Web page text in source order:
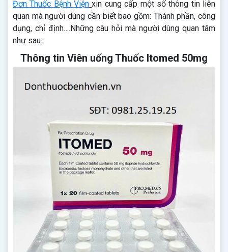
Đơn Thuốc Bệnh Viện xin cung cấp một số thông tin liên
quan mà người dùng cần biết bao gồm: Thành phần, công
dụng, chỉ định….Những câu hỏi mà người dùng quan tâm
như sau:
Thông tin Viên uống Thuốc Itomed 50mg